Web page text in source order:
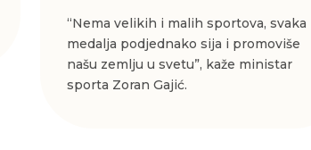
“Nema velikih i malih sportova, svaka
medalja podjednako sija i promoviše
našu zemlju u svetu”, kaže ministar
sporta Zoran Gajić.